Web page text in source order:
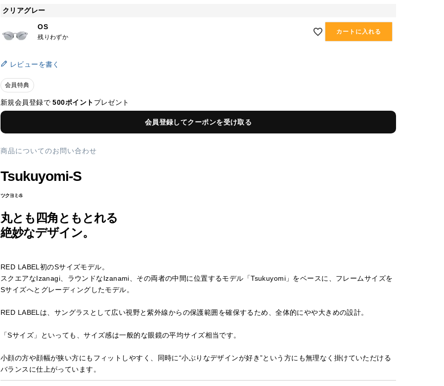
クリアグレー
OS
残りわずか
カートに入れる
レビューを書く
会員特典
新規会員登録で500ポイント プレゼント
会員登録してクーポンを受け取る
商品についてのお問い合わせ
Tsukuyomi-S
ツクヨミ-S
丸とも四角ともとれる
絶妙なデザイン。
RED LABEL初のSサイズモデル。
スクエアなIzanagi、ラウンドなIzanami、その両者の中間に位置するモデル「Tsukuyomi」をベースに、フレームサイズを
Sサイズへとグレーディングしたモデル。
RED LABELは、サングラスとして広い視野と紫外線からの保護範囲を確保するため、全体的にやや大きめの設計。
「Sサイズ」といっても、サイズ感は一般的な眼鏡の平均サイズ相当です。
小顔の方や顔幅が狭い方にもフィットしやすく、同時に“小ぶりなデザインが好き”という方にも無理なく掛けていただける
バランスに仕上がっています。